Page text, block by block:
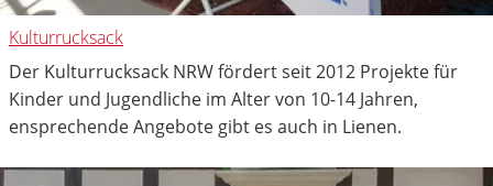
Kulturrucksack
Der Kulturrucksack NRW fördert seit 2012 Projekte für
Kinder und Jugendliche im Alter von 10-14 Jahren,
ensprechende Angebote gibt es auch in Lienen.